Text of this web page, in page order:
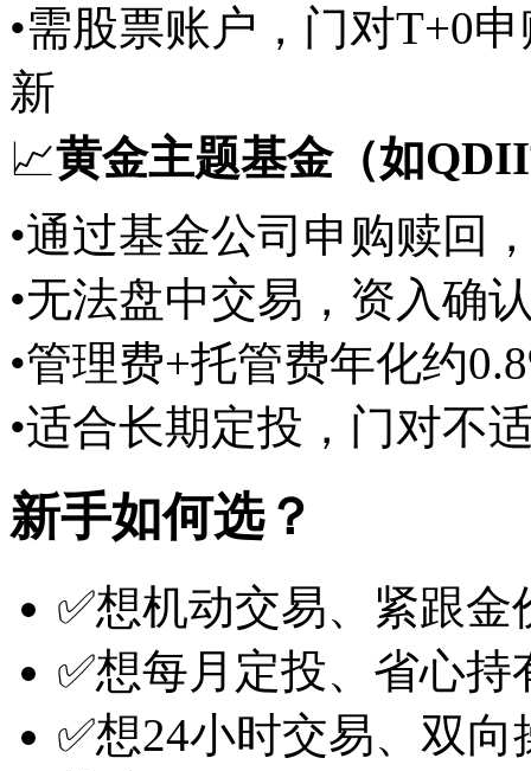
•需股票账户，门对T+0
新
📈黄金主题基金（如
•通过基金公司申购赎回
•无法盘中交易，资入确
•管理费+托管费年化约
•适合长期定投，门对不
新手如何选？
✅想机动交易、紧跟
✅想每月定投、省心
✅想24小时交易、双